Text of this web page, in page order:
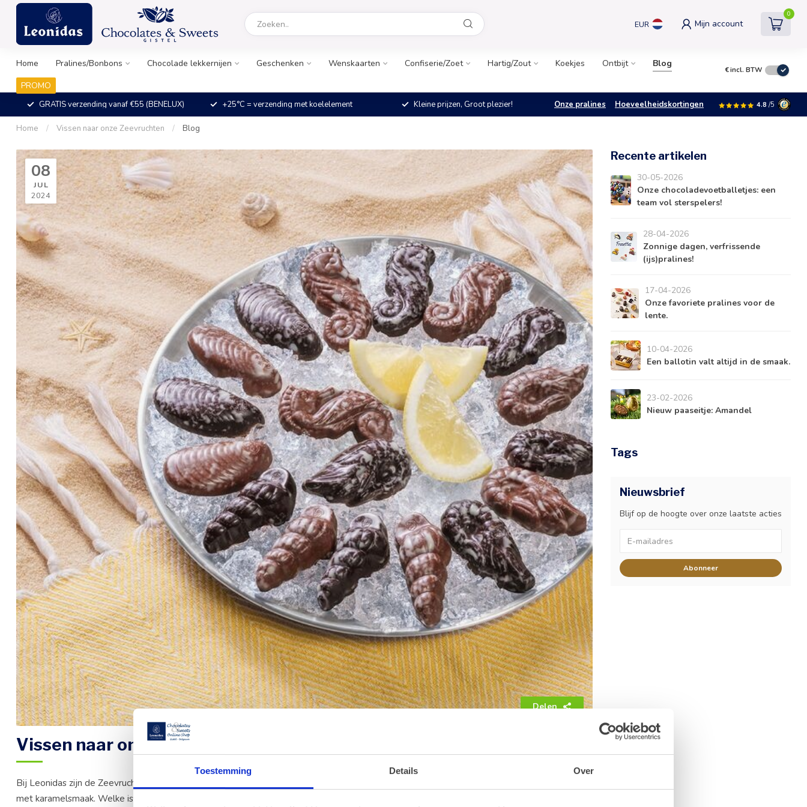
Toestemming Details Over
EUR Mijn account
0
Home Pralines/Bonbons Chocolade lekkernijen Geschenken Wenskaarten Confiserie/Zoet Hartig/Zout Koekjes Ontbijt
Blog
PROMO
€incl. BTW
GRATIS verzending vanaf €55 (BENELUX) +25°C = verzending met koelelement Kleine prijzen, Groot plezier! Onze pralines Hoeveelheidskortingen 4.8 /5
Home / Vissen naar onze Zeevruchten / Blog
08
JUL
2024
Delen
Vissen naar onze Zeevruchten
Bij Leonidas zijn de Zeevruchten hét symbool van de zomer. Deze lekkernijen in gemarmerde pure of melkchocolade zijn gevuld met praliné
met karamelsmaak. Welke is jouw favoriet:
Recente artikelen
30-05-2026
Onze chocoladevoetballetjes: een
team vol sterspelers!
28-04-2026
Zonnige dagen, verfrissende
(ijs)pralines!
17-04-2026
Onze favoriete pralines voor de
lente.
10-04-2026
Een ballotin valt altijd in de smaak.
23-02-2026
Nieuw paaseitje: Amandel
Tags
Nieuwsbrief
Blijf op de hoogte over onze laatste acties
Abonneer